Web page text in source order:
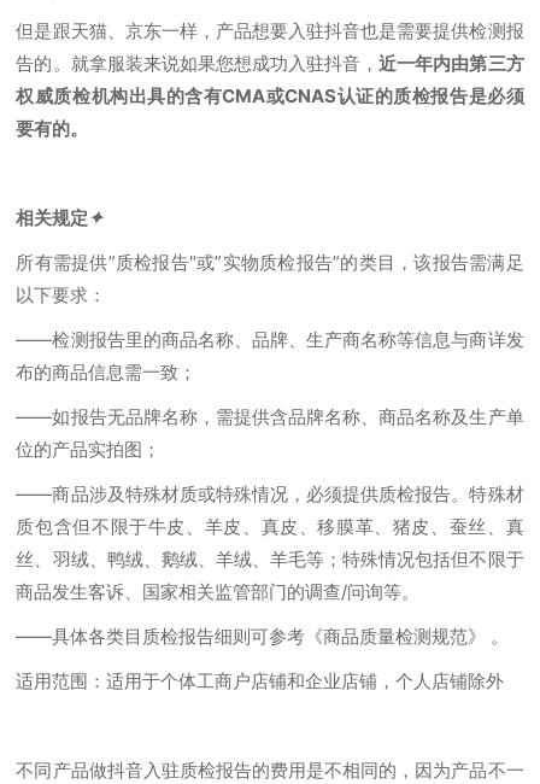
但是跟天猫、京东一样，产品想要入驻抖音也是需要提供检测报
告的。就拿服装来说如果您想成功入驻抖音，近一年内由第三方
权威质检机构出具的含有CMA或CNAS认证的质检报告是必须
要有的。
相关规定✦
所有需提供”质检报告"或”实物质检报告”的类目，该报告需满足
以下要求：
——检测报告里的商品名称、品牌、生产商名称等信息与商详发
布的商品信息需一致；
——如报告无品牌名称，需提供含品牌名称、商品名称及生产单
位的产品实拍图；
——商品涉及特殊材质或特殊情况，必须提供质检报告。特殊材
质包含但不限于牛皮、羊皮、真皮、移膜革、猪皮、蚕丝、真
丝、羽绒、鸭绒、鹅绒、羊绒、羊毛等；特殊情况包括但不限于
商品发生客诉、国家相关监管部门的调查/问询等。
——具体各类目质检报告细则可参考《商品质量检测规范》 。
适用范围：适用于个体工商户店铺和企业店铺，个人店铺除外
不同产品做抖音入驻质检报告的费用是不相同的，因为产品不一